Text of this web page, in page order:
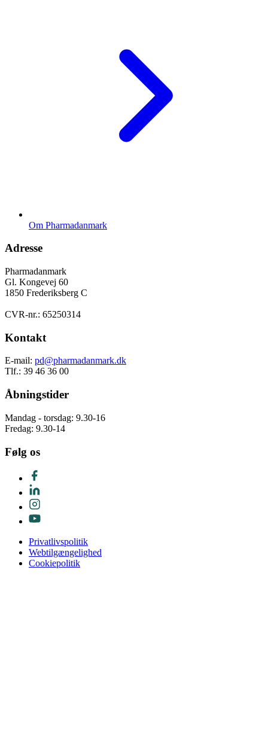
Om Pharmadanmark
Adresse
Pharmadanmark
Gl. Kongevej 60
1850 Frederiksberg C
CVR-nr.: 65250314
Kontakt
E-mail: pd@pharmadanmark.dk
Tlf.: 39 46 36 00
Åbningstider
Mandag - torsdag: 9.30-16
Fredag: 9.30-14
Følg os
Privatlivspolitik
Webtilgængelighed
Cookiepolitik